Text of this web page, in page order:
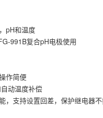
pH和温度
991B复合pH电极使用
作简便
动温度补偿
，支持设置回差，保护继电器